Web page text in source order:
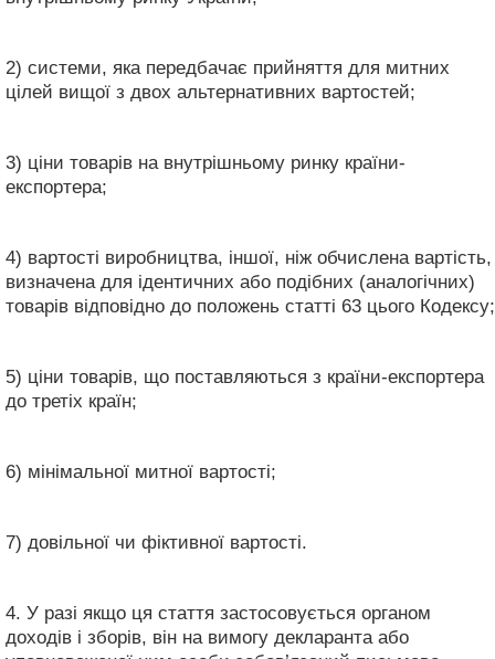
2) системи, яка передбачає прийняття для митних
цілей вищої з двох альтернативних вартостей;
3) ціни товарів на внутрішньому ринку країни-
експортера;
4) вартості виробництва, іншої, ніж обчислена вартість,
визначена для ідентичних або подібних (аналогічних)
товарів відповідно до положень статті 63 цього Кодексу;
5) ціни товарів, що поставляються з країни-експортера
до третіх країн;
6) мінімальної митної вартості;
7) довільної чи фіктивної вартості.
4. У разі якщо ця стаття застосовується органом
доходів і зборів, він на вимогу декларанта або